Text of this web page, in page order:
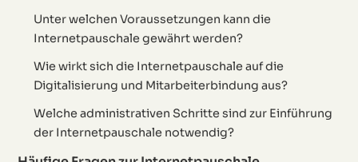
Unter welchen Voraussetzungen kann die
Internetpauschale gewährt werden?
Wie wirkt sich die Internetpauschale auf die
Digitalisierung und Mitarbeiterbindung aus?
Welche administrativen Schritte sind zur Einführung
der Internetpauschale notwendig?